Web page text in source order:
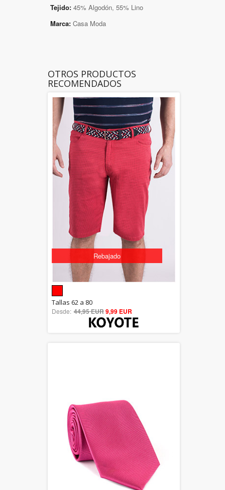
Tejido: 45% Algodón, 55% Lino
Marca: Casa Moda
OTROS PRODUCTOS
RECOMENDADOS
Rebajado
out of 5
Tallas 62 a 80
Desde: 44,95 EUR9,99 EUR